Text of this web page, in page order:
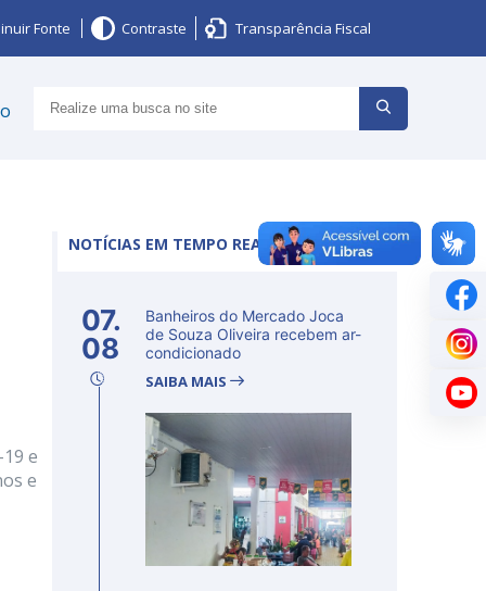
Fonte Contraste Transparência Fiscal
e
e
NOTÍCIAS EM TEMPO REAL
07.
08
Banheiros do Mercado Joca
de Souza Oliveira recebem ar-
condicionado
SAIBA MAIS